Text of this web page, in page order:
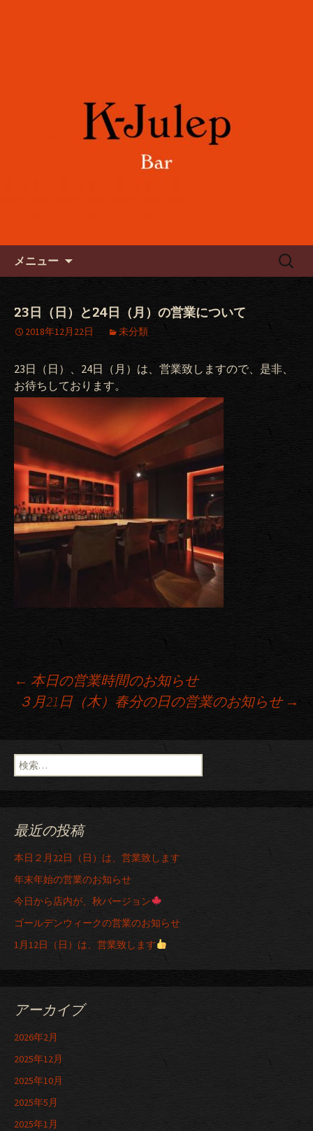
メニュー
検
23日（日）と24日（月）の営業について
2018年12月22日 未分類
23日（日）、24日（月）は、営業致しますので、是非、
お待ちしております。
投稿ナビゲーション
← 本日の営業時間のお知らせ
３月21日（木）春分の日の営業のお知らせ →
検索:
最近の投稿
本日２月22日（日）は、営業致します
年末年始の営業のお知らせ
今日から店内が、秋バージョン
ゴールデンウィークの営業のお知らせ
1月12日（日）は、営業致します
アーカイブ
2026年2月
2025年12月
2025年10月
2025年5月
2025年1月